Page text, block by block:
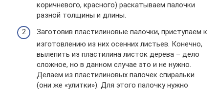
коричневого, красного) раскатываем палочки
разной толщины и длины.
Заготовив пластилиновые палочки, приступаем к
изготовлению из них осенних листьев. Конечно,
вылепить из пластилина листок дерева – дело
сложное, но в данном случае это и не нужно.
Делаем из пластилиновых палочек спиральки
(они же «улитки»). Для этого палочку нужно